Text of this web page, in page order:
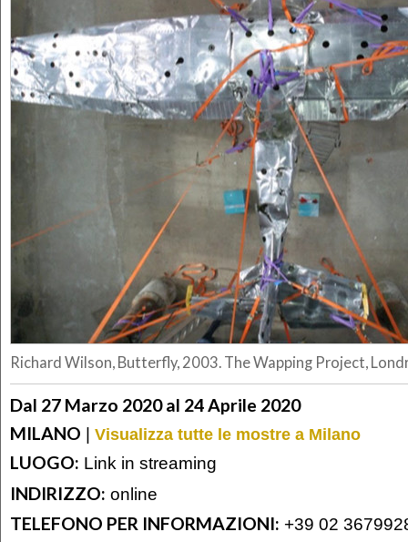
Richard Wilson, Butterfly, 2003. The Wapping Project,
Dal 27 Marzo 2020 al 24 Aprile 2020
MILANO | Visualizza tutte le mostre a Milano
LUOGO: Link in streaming
INDIRIZZO: online
TELEFONO PER INFORMAZIONI: +39 02